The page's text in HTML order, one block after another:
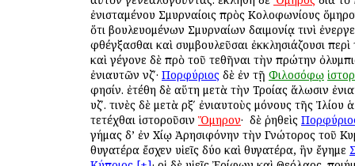
ἐνισταμένου Σμυρναίοις πρὸς Κολοφωνίους
ὅτι βουλευομένων Σμυρναίων δαιμονίᾳ τινὶ
φθέγξασθαι καὶ συμβουλεῦσαι ἐκκλησιάζουσι
καὶ γέγονε δὲ πρὸ τοῦ τεθῆναι τὴν πρώτην
ἐνιαυτῶν νζʹ· Πορφύριος δὲ ἐν τῇ Φιλοσόφῳ
φησίν. ἐτέθη δὲ αὕτη μετὰ τὴν Τροίας ἅλωσιν
υζʹ. τινὲς δὲ μετὰ ρξʹ ἐνιαυτοὺς μόνους τῆς Ἰλίου
τετέχθαι ἱστοροῦσιν Ὅμηρον· ὁ δὲ ῥηθεὶς
γήμας δ’ ἐν Χίῳ Ἀρησιφόνην τὴν Γνώτορος τοῦ
θυγατέρα ἔσχεν υἱεῖς δύο καὶ θυγατέρα, ἣν ἔγημε